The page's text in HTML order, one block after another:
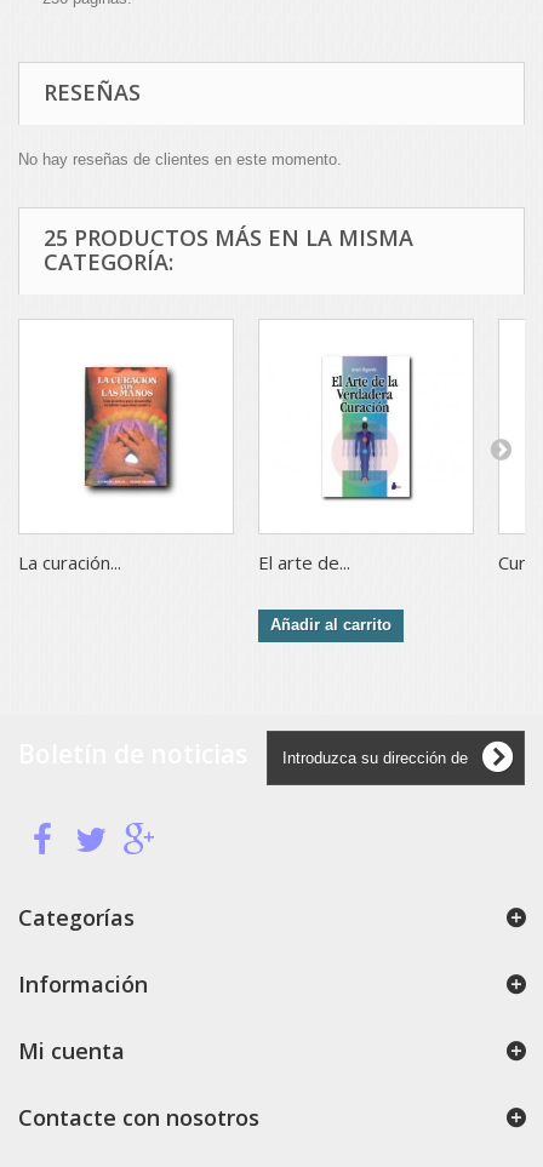
RESEÑAS
No hay reseñas de clientes en este momento.
25 PRODUCTOS MÁS EN LA MISMA
CATEGORÍA:
La curación... El arte de...
Añadir al carrito
Categorías
Información
Mi cuenta
Contacte con nosotros